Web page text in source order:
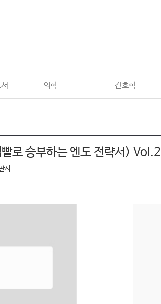
의학 간호학
로 승부하는 엔도 전략서) Vol.2
사